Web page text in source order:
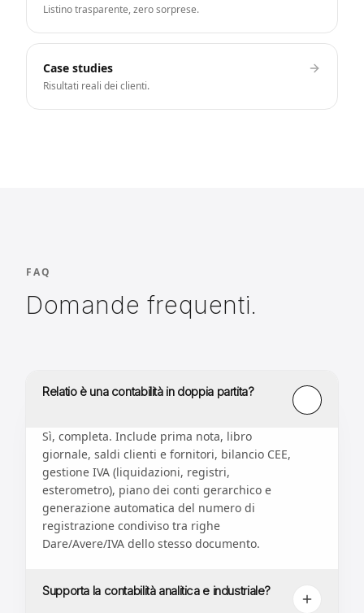
Listino trasparente, zero sorprese.
Case studies
Risultati reali dei clienti.
FAQ
Domande frequenti.
Relatio è una contabilità in doppia partita?
Sì, completa. Include prima nota, libro
giornale, saldi clienti e fornitori, bilancio CEE,
gestione IVA (liquidazioni, registri,
esterometro), piano dei conti gerarchico e
generazione automatica del numero di
registrazione condiviso tra righe
Dare/Avere/IVA dello stesso documento.
Supporta la contabilità analitica e industriale?